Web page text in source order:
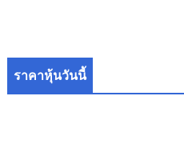
ราคาหุ้นวันนี้